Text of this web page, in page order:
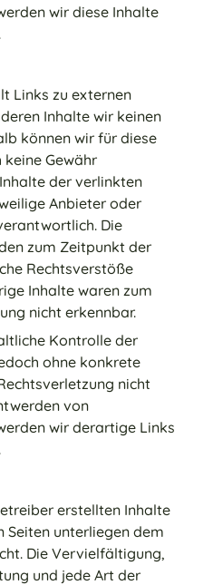
wir diese Inhalte
Links zu externen
Inhalte wir keinen
können wir für diese
Gewähr
der verlinkten
Anbieter oder
Die
zum Zeitpunkt der
Rechtsverstöße
Inhalte waren zum
nicht erkennbar.
Kontrolle der
ohne konkrete
nicht
von
wir derartige Links
erstellten Inhalte
Seiten unterliegen dem
Die Vervielfältigung,
und jede Art der